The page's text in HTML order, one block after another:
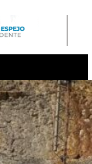
el marco del programa